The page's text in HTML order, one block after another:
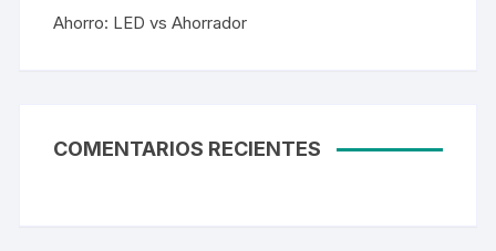
Ahorro: LED vs Ahorrador
COMENTARIOS RECIENTES